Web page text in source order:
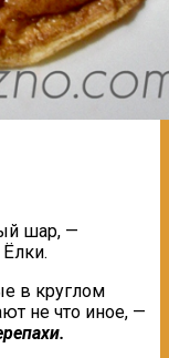
шар, —
в круглом
не что иное, —